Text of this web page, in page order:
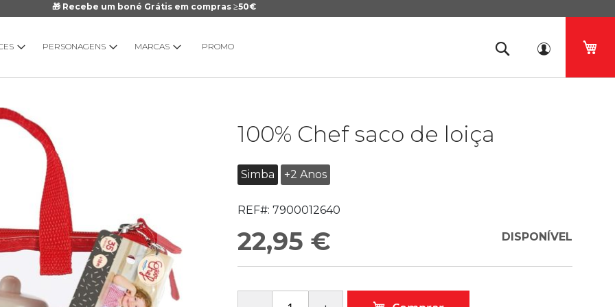
🎁 Recebe um boné Grátis em compras ≥50€
PERSONAGENS MARCAS PROMO
100% Chef saco de loiça
Simba +2 Anos
REF#: 7900012640
22,95 € DISPONÍVEL
início
imagens